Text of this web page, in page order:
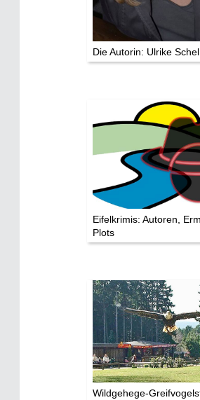
Die Autorin: Ulrike
Eifelkrimis: Autoren,
Plots
Wildgehege-